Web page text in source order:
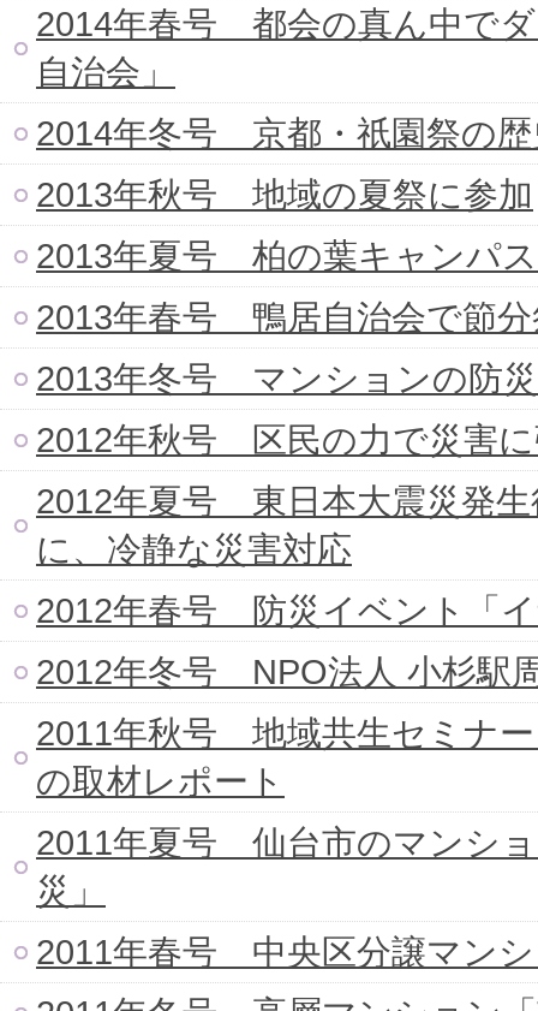
2014年春号 都会の真ん中で
自治会」
2014年冬号 京都・祇園祭の
2013年秋号 地域の夏祭に参加
2013年夏号 柏の葉キャンパ
2013年春号 鴨居自治会で節分
2013年冬号 マンションの防
2012年秋号 区民の力で災害
2012年夏号 東日本大震災発
に、冷静な災害対応
2012年春号 防災イベント「
2012年冬号 NPO法人 小杉駅
2011年秋号 地域共生セミナ
の取材レポート
2011年夏号 仙台市のマンシ
災」
2011年春号 中央区分譲マン